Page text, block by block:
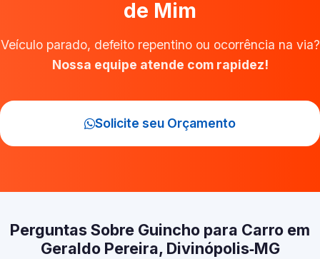
de Mim
Veículo parado, defeito repentino ou ocorrência na via?
Nossa equipe atende com rapidez!
Solicite seu Orçamento
Perguntas Sobre Guincho para Carro em
Geraldo Pereira, Divinópolis‑MG